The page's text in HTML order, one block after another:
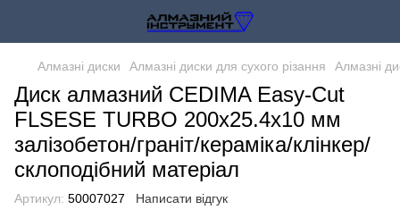
Алмазні диски Алмазні диски для сухого різання Алмазні
Диск алмазний CEDIMA Easy-Cut
FLSESE TURBO 200х25.4х10 мм
залізобетон/граніт/кераміка/клінкер/
склоподібний матеріал
Артикул: 50007027 Написати відгук